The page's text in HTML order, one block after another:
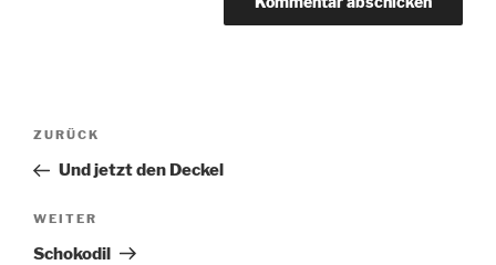
Beitragsnavigation
Vorheriger
Beitrag
ZURÜCK
Und jetzt den Deckel
Nächster
Beitrag
WEITER
Schokodil